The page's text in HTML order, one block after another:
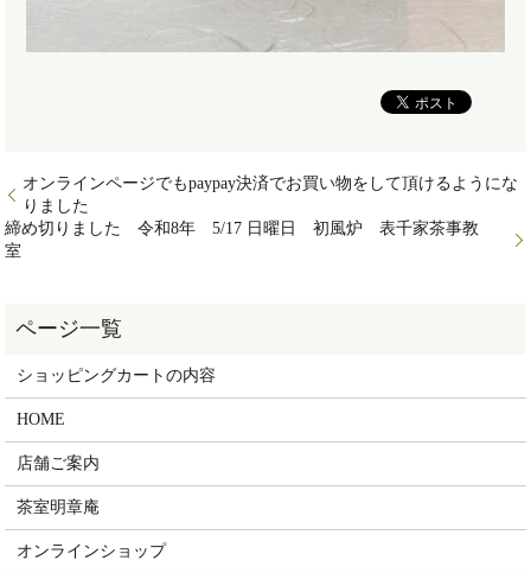
オンラインページでもpaypay決済でお買い物をして頂けるようにな
りました
締め切りました 令和8年 5/17 日曜日 初風炉 表千家茶事教
室
ショッピングカートの内容
HOME
店舗ご案内
茶室明章庵
オンラインショップ